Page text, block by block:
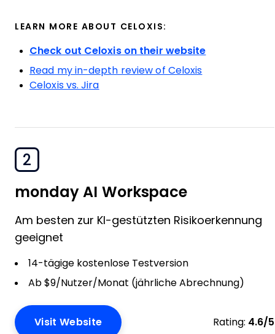
LEARN MORE ABOUT CELOXIS:
Check out Celoxis on their website
Read my in-depth review of Celoxis
Celoxis vs. Jira
2
monday AI Workspace
Am besten zur KI-gestützten Risikoerkennung
geeignet
14-tägige kostenlose Testversion
Ab $9/Nutzer/Monat (jährliche Abrechnung)
Visit Website Rating: 4.6/5